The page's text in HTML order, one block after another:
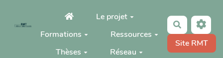
Aller au contenu principalLe projet
Formations
Ressources
Thèses
Réseau
Rechercher
Site RMT